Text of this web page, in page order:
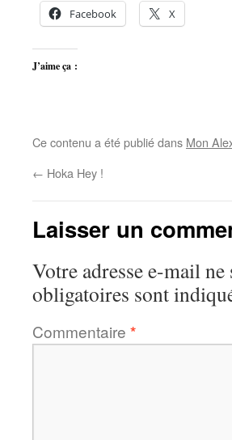
Facebook X
J’aime ça :
Ce contenu a été publié dans Mon
← Hoka Hey !
Laisser un
Votre adresse e-mail ne
obligatoires sont
Commentaire *